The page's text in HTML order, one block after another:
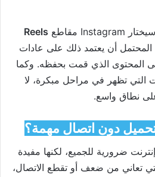
Instagram مقاطع Reels
المحتمل أن يعتمد ذلك على عادات
المحتوى الذي قمت بحفظه. وكما
التي تظهر في مراحل مبكرة، لا
نطاق واسع.
دون اتصال مهمة؟
ضرورية للجميع، لكنها مفيدة
تعاني من ضعف أو تقطع الاتصال،